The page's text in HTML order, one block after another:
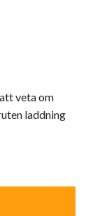
veta om
laddning